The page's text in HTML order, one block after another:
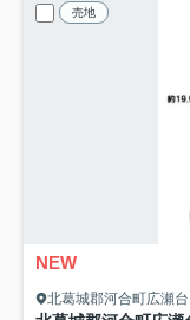
売地
NEW
北葛城郡河合町広瀬台